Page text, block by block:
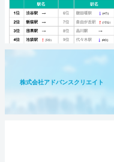
株式会社アドバンスクリエイト